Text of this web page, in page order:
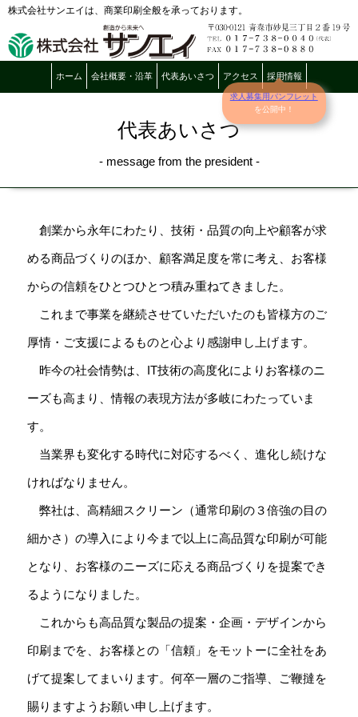
株式会社サンエイは、商業印刷全般を承っております。
ホーム 会社概要・沿革 代表あいさつ アクセス 採用情報
求人募集用パンフレット
を公開中！
代表あいさつ
- message from the president -
創業から永年にわたり、技術・品質の向上や顧客が求
める商品づくりのほか、顧客満足度を常に考え、お客様
からの信頼をひとつひとつ積み重ねてきました。
これまで事業を継続させていただいたのも皆様方のご
厚情・ご支援によるものと心より感謝申し上げます。
昨今の社会情勢は、IT技術の高度化によりお客様のニ
ーズも高まり、情報の表現方法が多岐にわたっていま
す。
当業界も変化する時代に対応するべく、進化し続けな
ければなりません。
弊社は、高精細スクリーン（通常印刷の３倍強の目の
細かさ）の導入により今まで以上に高品質な印刷が可能
となり、お客様のニーズに応える商品づくりを提案でき
るようになりました。
これからも高品質な製品の提案・企画・デザインから
印刷までを、お客様との「信頼」をモットーに全社をあ
げて提案してまいります。何卒一層のご指導、ご鞭撻を
賜りますようお願い申し上げます。